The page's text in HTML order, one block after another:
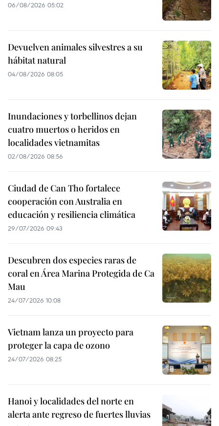
06/08/2026 05:02
Devuelven animales silvestres a su
hábitat natural
04/08/2026 08:05
Inundaciones y torbellinos dejan
cuatro muertos o heridos en
localidades vietnamitas
02/08/2026 08:56
Ciudad de Can Tho fortalece
cooperación con Australia en
educación y resiliencia climática
29/07/2026 09:43
Descubren dos especies raras de
coral en Área Marina Protegida de Ca
Mau
24/07/2026 10:08
Vietnam lanza un proyecto para
proteger la capa de ozono
24/07/2026 08:25
Hanoi y localidades del norte en
alerta ante regreso de fuertes lluvias